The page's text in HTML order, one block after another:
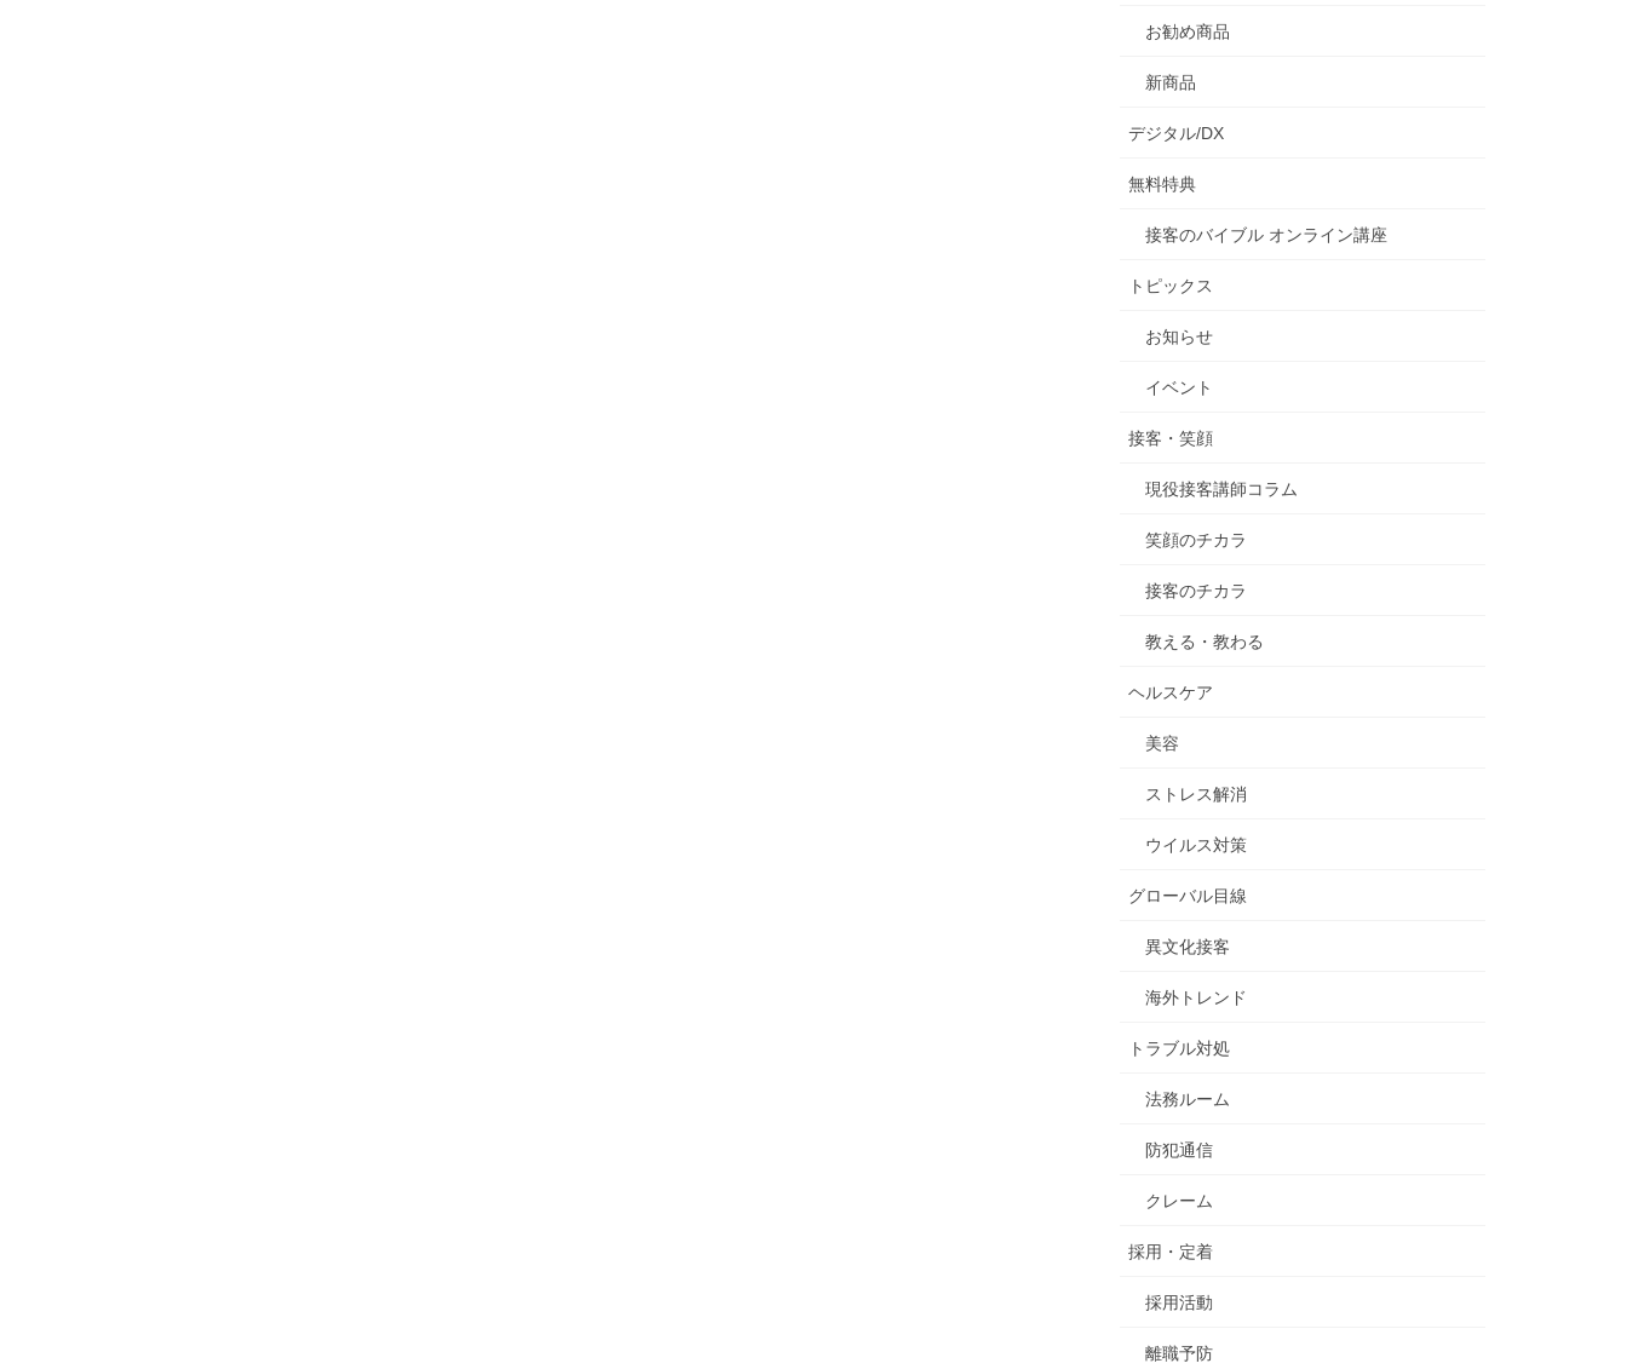
お勧め商品
新商品
デジタル/DX
無料特典
接客のバイブル オンライン講座
トピックス
お知らせ
イベント
接客・笑顔
現役接客講師コラム
笑顔のチカラ
接客のチカラ
教える・教わる
ヘルスケア
美容
ストレス解消
ウイルス対策
グローバル目線
異文化接客
海外トレンド
トラブル対処
法務ルーム
防犯通信
クレーム
採用・定着
採用活動
離職予防